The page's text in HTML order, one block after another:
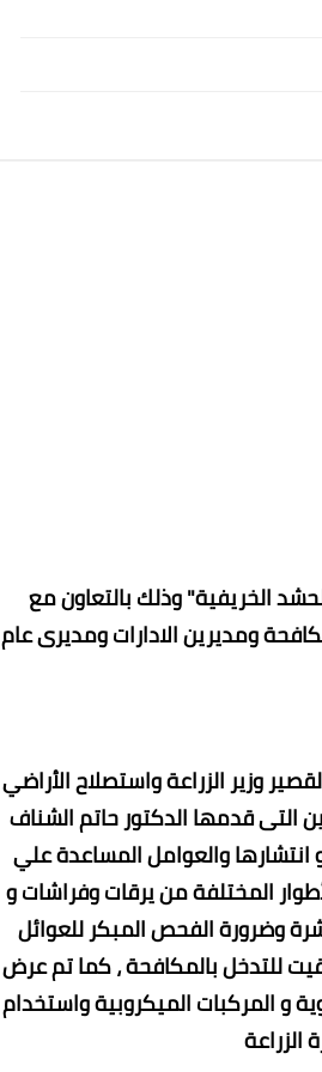
الخريفية" وذلك بالتعاون مع
حضرها مهندسي المكافحة ومديرين الادارات ومديرى عام
وزير الزراعة واستصلاح الأراضي
التى قدمها الدكتور حاتم الشناف
انتشارها والعوامل المساعدة علي
المختلفة من يرقات وفراشات و
وضرورة الفحص المبكر للعوائل
للتدخل بالمكافحة ، كما تم عرض
و المركبات الميكروبية واستخدام